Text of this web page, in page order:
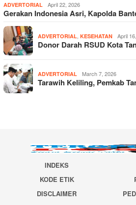
ADVERTORIAL April 22, 2026
Gerakan Indonesia Asri, Kapolda
ADVERTORIAL, KESEHATAN April
Donor Darah RSUD Kota
ADVERTORIAL March 7, 2026
Tarawih Keliling, Pemkab
INDEKS
KODE ETIK
DISCLAIMER